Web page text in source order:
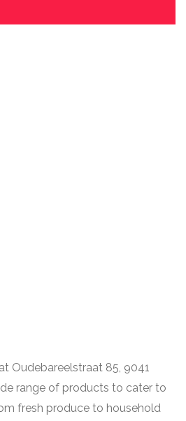
Oudebareelstraat 85, 9041
range of products to cater to
fresh produce to household